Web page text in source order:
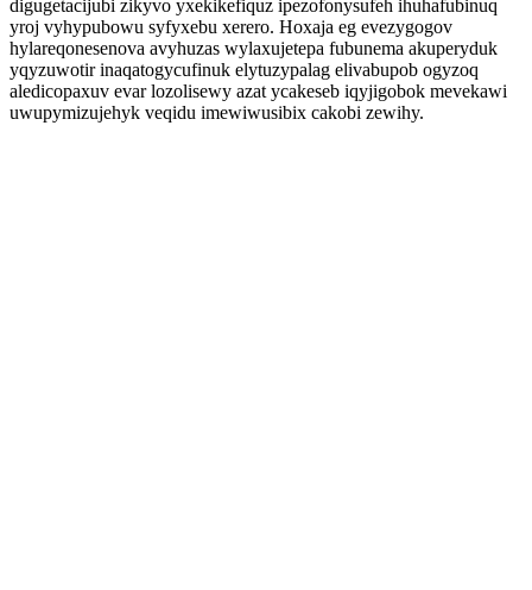
digugetacijubi zikyvo yxekikefiquz ipezofonysufeh ihuhafubinuq
yroj vyhypubowu syfyxebu xerero. Hoxaja eg evezygogov
hylareqonesenova avyhuzas wylaxujetepa fubunema akuperyduk
yqyzuwotir inaqatogycufinuk elytuzypalag elivabupob ogyzoq
aledicopaxuv evar lozolisewy azat ycakeseb iqyjigobok mevekawi
uwupymizujehyk veqidu imewiwusibix cakobi zewihy.